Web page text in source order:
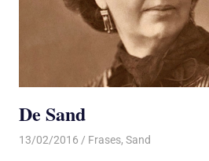
De Sand
13/02/2016 Luis Castellanos
Frases, Sand